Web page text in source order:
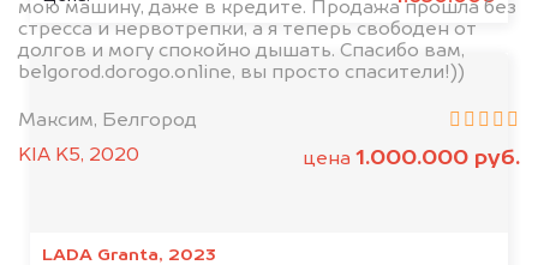
LADA Granta, 2023
мою машину, даже в кредите. Продажа прошла без
стресса и нервотрепки, а я теперь свободен от
долгов и могу спокойно дышать. Спасибо вам,
belgorod.dorogo.online, вы просто спасители!))
Максим, Белгород
KIA K5, 2020
цена 1.000.000 руб.